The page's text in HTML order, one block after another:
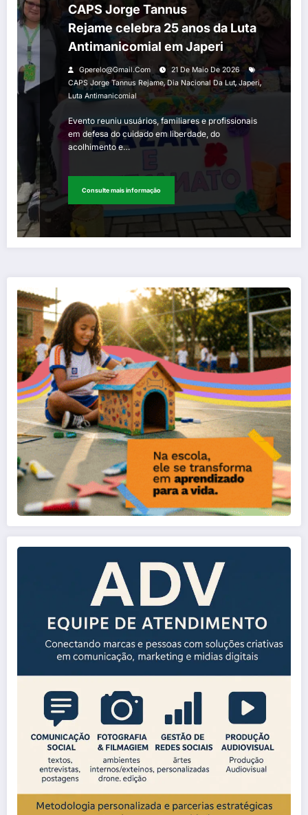
CAPS Jorge Tannus
Rejame celebra 25 anos da Luta
Antimanicomial em Japeri
Gperelo@gmail.com
21 De Maio De 2026
CAPS Jorge Tannus Rejame,Dia Nacional Da Lut,Japeri,
Luta Antimanicomial
Evento reuniu usuários, familiares e profissionais
em defesa do cuidado em liberdade, do
acolhimento e…
Consulte mais informação